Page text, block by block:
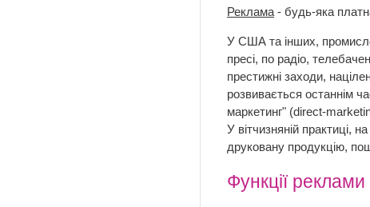
Реклама - будь-яка
У США та інших,
пресі, по радіо,
престижні заходи,
розвивається останнім
маркетинг" (direct-
У вітчизняній практиці,
друковану продукцію,
Функції реклами